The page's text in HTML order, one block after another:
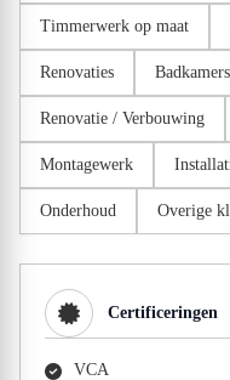
Timmerwerk op maat
Renovaties Badkamers
Renovatie / Verbouwing
Montagewerk
Onderhoud Overige
Certificeringen
VCA